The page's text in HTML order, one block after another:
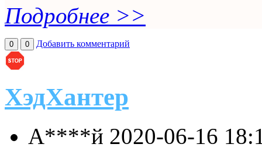
Подробнее >>
0 0 Добавить комментарий
ХэдХантер
А****й 2020-06-16